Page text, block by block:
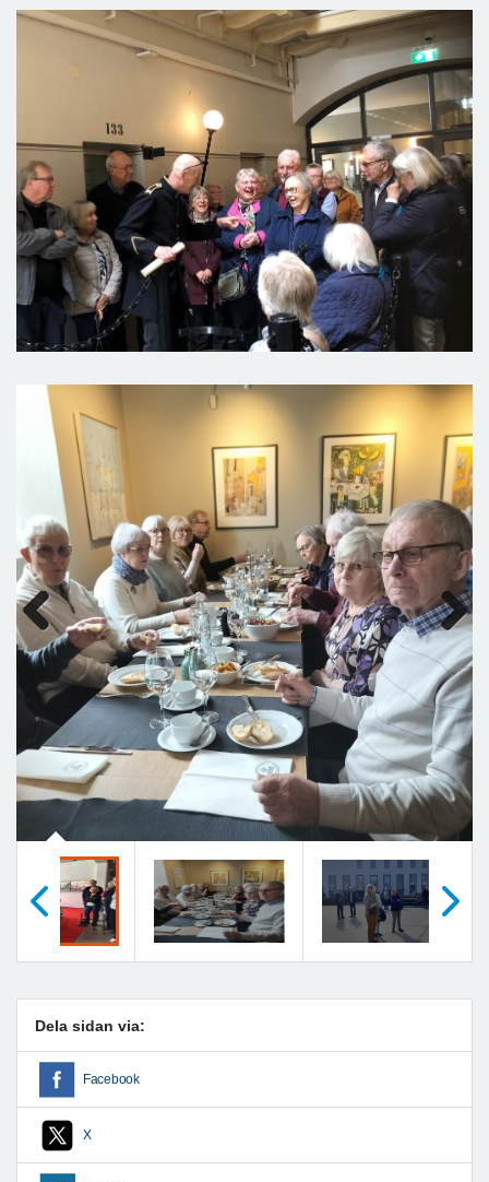
Previous Next
Dela sidan via:
Facebook
X